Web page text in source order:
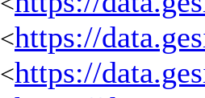
<https://
<https://